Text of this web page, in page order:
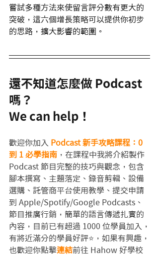
嘗試多種方法來使留言評分數有更大的
突破，這六個增長策略可以提供你初步
的思路，擴大影響的範圍。
還不知道怎麼做 Podcast
嗎？
We can help！
歡迎你加入
Podcast 新手攻略課程：0
到 1 必學指南 ，在課程中我將介紹製作
Podcast 節目完整的技巧與觀念，包含
腳本撰寫、主題落定、錄音剪輯、設備
選購、託管商平台使用教學、提交申請
到 Apple/Spotify/Google Podcasts、
節目推廣行銷，簡單的語言傳遞扎實的
內容，目前已有超過 1000 位學員加入，
有將近滿分的學員好評⭐️，如果有興趣，
也歡迎你點擊連結前往 Hahow 好學校